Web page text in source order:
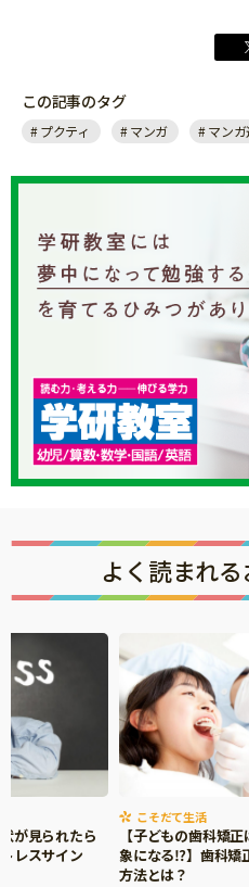
この記事のタグ
プクティ マンガ マン
よく読まれ
が見られたら
レスサイン
こそだて生活
【子どもの歯科矯
象になる⁉】歯科矯
方法とは？